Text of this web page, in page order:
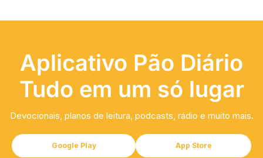
Aplicativo Pão Diário
Tudo em um só lugar
Devocionais, planos de leitura, podcasts, rádio e muito mais.
Google Play App Store